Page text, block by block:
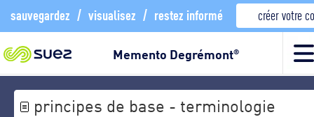
sauvegardez / visualisez / restez informé créer votre
Memento Degrémont®
principes de base - terminologie